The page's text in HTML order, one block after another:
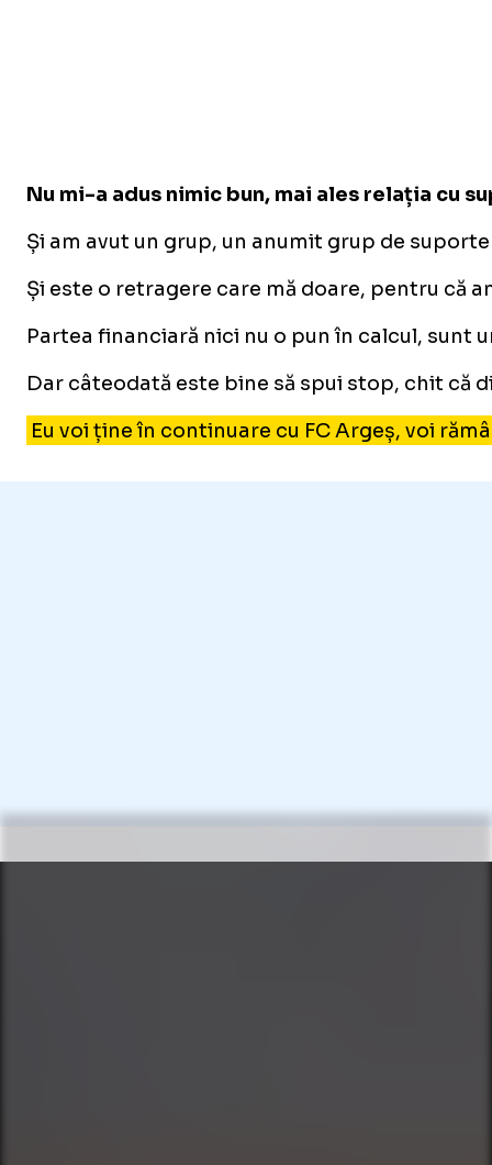
Nu mi-a adus nimic bun, mai ales relația cu
Și am avut un grup, un anumit grup de
Și este o retragere care mă doare, pentru că
Partea financiară nici nu o pun în calcul, sunt
Dar câteodată este bine să spui stop, chit că
Eu voi ține în continuare cu FC Argeș, voi